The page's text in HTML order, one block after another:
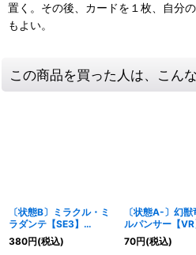
置く。その後、カードを１枚、自分
もよい。
この商品を買った人は、こん
〔状態B〕ミラクル・ミ
ラダンテ【SE3】
{DMR20L1秘3/L2}
《光》
380円(税込)
〔状態A-〕幻
ルパンサー【VR
{EX186/75}《火
70円(税込)